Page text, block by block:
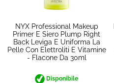
NYX Professional Makeup
Primer E Siero Plump Right
Back Leviga E Uniforma La
Pelle Con Elettroliti E Vitamine
- Flacone Da 30ml
Disponibile